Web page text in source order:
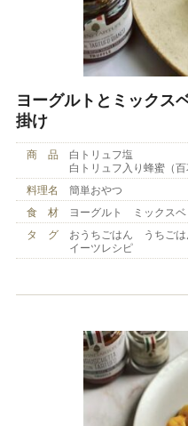
ヨーグルトとミックス
掛け
商 品
白トリュフ塩
白トリュフ入り蜂蜜（
料理名
簡単おやつ
食 材
ヨーグルト ミックスベ
タ グ
おうちごはん うちご
イーツレシピ